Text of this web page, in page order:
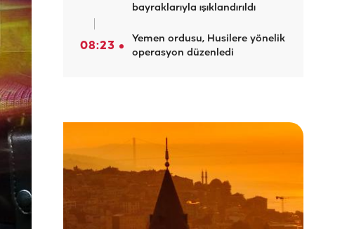
bayraklarıyla ışıklandırıldı
08:23
Yemen ordusu, Husilere yönelik
operasyon düzenledi